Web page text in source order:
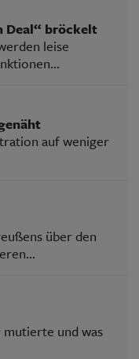
Deal“ bröckelt
leise
auf weniger
über den
und was